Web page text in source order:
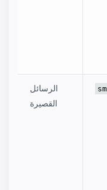
الرسائل
القصيرة